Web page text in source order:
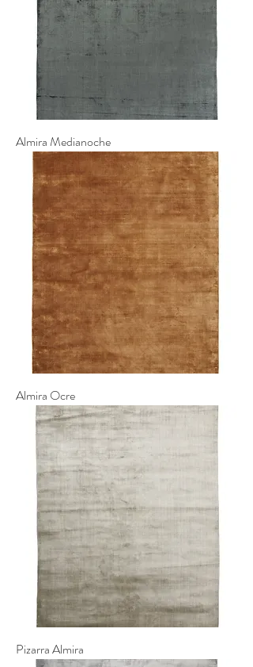
Almira Medianoche
Almira Ocre
Pizarra Almira